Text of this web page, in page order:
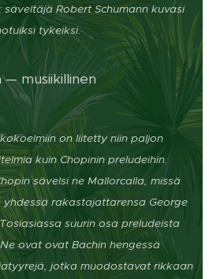
säveltäjä Robert Schumann kuvasi
tykeiksi.
— musiikillinen
on liitetty niin paljon
kuin Chopinin preludeihin.
sävelsi ne Mallorcalla, missä
rakastajattarensa George
suurin osa preludeista
ovat ovat Bachin hengessä
jotka muodostavat rikkaan